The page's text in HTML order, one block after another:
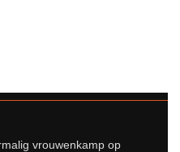
vrouwenkamp op